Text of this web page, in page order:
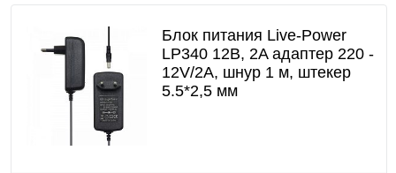
Блок питания Live-Power
LP340 12В, 2A адаптер 220 -
12V/2A, шнур 1 м, штекер
5.5*2,5 мм